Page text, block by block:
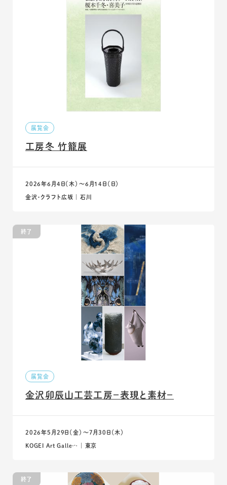
展覧会
工房冬 竹籠展
2026年6月4日（木）〜6月14日（日）
金沢・クラフト広坂 ｜ 石川
終了
展覧会
金沢卯辰山工芸工房－表現と素材－
2026年5月29日（金）〜7月30日（木）
KOGEI Art Galle… ｜ 東京
終了